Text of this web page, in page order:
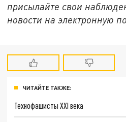
присылайте свои
новости на электронную
ЧИТАЙТЕ ТАКЖЕ:
Технофашисты XXI века